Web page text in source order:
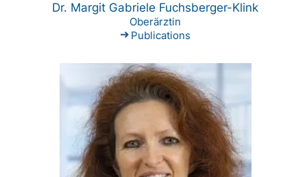
Dr. Margit Gabriele Fuchsberger-Klink
Oberärztin
Publications